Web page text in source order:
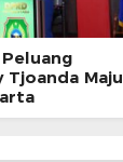
Tjoanda Maju